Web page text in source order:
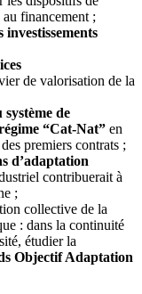
financement ;
investissements
de valorisation de la
système de
“Cat-Nat” en
premiers contrats ;
d’adaptation
contribuerait à
;
collective de la
: dans la continuité
étudier la
Objectif Adaptation